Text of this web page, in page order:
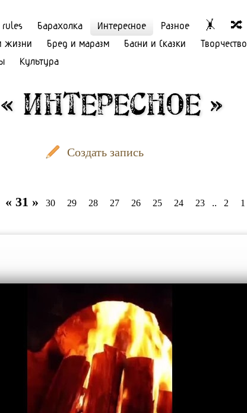
rules Барахолка Интересное Разное 🤸
🔀
жизни Бред и маразм Басни и Сказки
Творчество
Культура
« Интересное »
Создать запись
« 31 » 30 29 28 27 26 25 24 23 .. 2 1